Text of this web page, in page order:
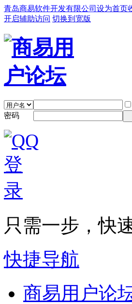
青岛商易软件开发有限公司 设为首页
开启辅助访问 切换到宽版
密码
只需一步，快
快捷导航
商易用户论